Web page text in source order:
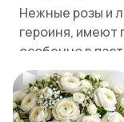
Нежные розы и
героиня, имеют
особенно в
чистоту и
символизируют
силу и дух. Они